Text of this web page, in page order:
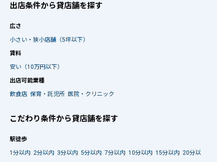
出店条件から貸店舗を探す
広さ
小さい・狭小店舗（5坪以下）
賃料
安い（10万円以下）
出店可能業種
飲食店 保育・託児所 医院・クリニック
こだわり条件から貸店舗を探す
駅徒歩
1分以内 2分以内 3分以内 5分以内 7分以内 10分以内 15分以内 20分以